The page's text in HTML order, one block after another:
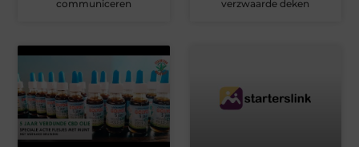
communiceren
verzwaarde deken